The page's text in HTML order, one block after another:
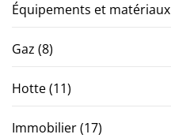
Équipements et matériaux
Gaz (8)
Hotte(11)
Immobilier(17)